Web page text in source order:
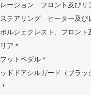
レーション フロント及びリ
テアリング ヒーター及び
ポルシェクレスト、フロン
ア＊
ットペダル＊
ドドアシルガード（ブラッ